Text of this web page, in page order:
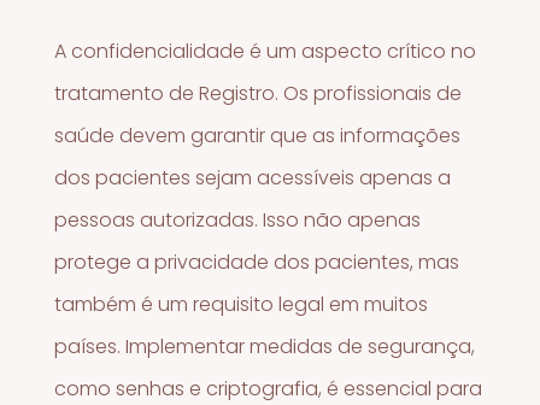
A confidencialidade é um aspecto crítico no
tratamento de Registro. Os profissionais de
saúde devem garantir que as informações
dos pacientes sejam acessíveis apenas a
pessoas autorizadas. Isso não apenas
protege a privacidade dos pacientes, mas
também é um requisito legal em muitos
países. Implementar medidas de segurança,
como senhas e criptografia, é essencial para